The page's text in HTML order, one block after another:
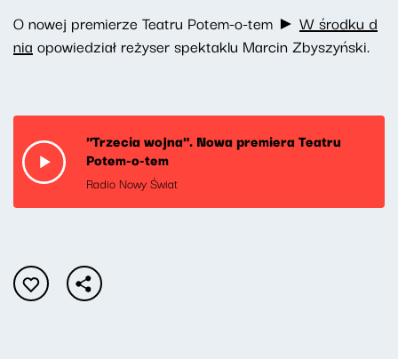
O nowej premierze Teatru Potem-o-tem ► W środku d
nia opowiedział reżyser spektaklu Marcin Zbyszyński.
"Trzecia wojna". Nowa premiera Teatru
Potem-o-tem
Radio Nowy Świat